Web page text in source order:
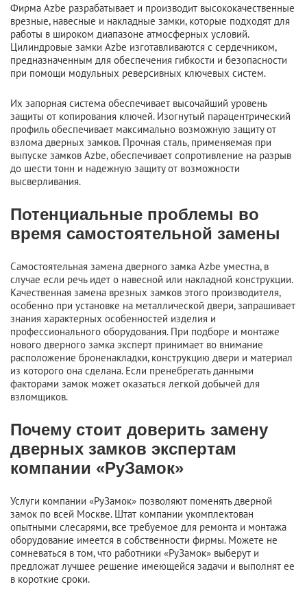
Фирма Azbe разрабатывает и производит высококачественные
врезные, навесные и накладные замки, которые подходят для
работы в широком диапазоне атмосферных условий.
Цилиндровые замки Azbe изготавливаются с сердечником,
предназначенным для обеспечения гибкости и безопасности
при помощи модульных реверсивных ключевых систем.
Их запорная система обеспечивает высочайший уровень
защиты от копирования ключей. Изогнутый парацентрический
профиль обеспечивает максимально возможную защиту от
взлома дверных замков. Прочная сталь, применяемая при
выпуске замков Azbe, обеспечивает сопротивление на разрыв
до шести тонн и надежную защиту от возможности
высверливания.
Потенциальные проблемы во
время самостоятельной замены
Самостоятельная замена дверного замка Azbe уместна, в
случае если речь идет о навесной или накладной конструкции.
Качественная замена врезных замков этого производителя,
особенно при установке на металлической двери, запрашивает
знания характерных особенностей изделия и
профессионального оборудования. При подборе и монтаже
нового дверного замка эксперт принимает во внимание
расположение броненакладки, конструкцию двери и материал
из которого она сделана. Если пренебрегать данными
факторами замок может оказаться легкой добычей для
взломщиков.
Почему стоит доверить замену
дверных замков экспертам
компании «РуЗамок»
Услуги компании «РуЗамок» позволяют поменять дверной
замок по всей Москве. Штат компании укомплектован
опытными слесарями, все требуемое для ремонта и монтажа
оборудование имеется в собственности фирмы. Можете не
сомневаться в том, что работники «РуЗамок» выберут и
предложат лучшее решение имеющейся задачи и выполнят ее
в короткие сроки.